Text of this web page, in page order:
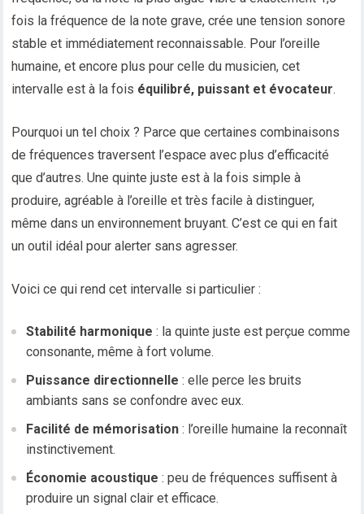
fois la fréquence de la note grave, crée une tension sonore
stable et immédiatement reconnaissable. Pour l’oreille
humaine, et encore plus pour celle du musicien, cet
intervalle est à la fois équilibré, puissant et évocateur.
Pourquoi un tel choix ? Parce que certaines combinaisons
de fréquences traversent l’espace avec plus d’efficacité
que d’autres. Une quinte juste est à la fois simple à
produire, agréable à l’oreille et très facile à distinguer,
même dans un environnement bruyant. C’est ce qui en fait
un outil idéal pour alerter sans agresser.
Voici ce qui rend cet intervalle si particulier :
Stabilité harmonique : la quinte juste est perçue comme
consonante, même à fort volume.
Puissance directionnelle : elle perce les bruits
ambiants sans se confondre avec eux.
Facilité de mémorisation : l’oreille humaine la reconnaît
instinctivement.
Économie acoustique : peu de fréquences suffisent à
produire un signal clair et efficace.